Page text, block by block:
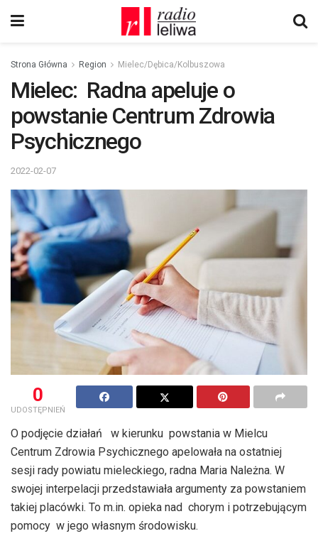
Strona Główna Region Mielec/Dębica/Kolbuszowa
Mielec: Radna apeluje o
powstanie Centrum Zdrowia
Psychicznego
2022-02-07
0
UDOSTĘPNIEŃ
O podjęcie działań w kierunku powstania w Mielcu
Centrum Zdrowia Psychicznego apelowała na ostatniej
sesji rady powiatu mieleckiego, radna Maria Należna. W
swojej interpelacji przedstawiała argumenty za powstaniem
takiej placówki. To m.in. opieka nad chorym i potrzebującym
pomocy w jego własnym środowisku.